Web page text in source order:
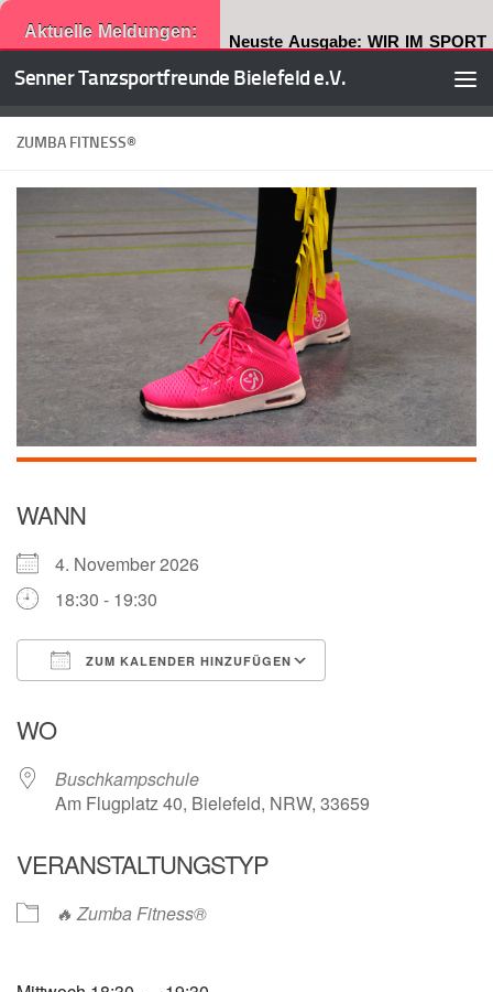
Aktuelle Meldungen: Neuste Ausgabe: WIR IM SPORT
Zum Inhalt springen
Senner Tanzsportfreunde Bielefeld e.V.
ZUMBA FITNESS®
WANN
4. November 2026
18:30 - 19:30
ZUM KALENDER HINZUFÜGEN
WO
Buschkampschule
Am Flugplatz 40, Bielefeld, NRW, 33659
VERANSTALTUNGSTYP
🔥 Zumba Fitness®